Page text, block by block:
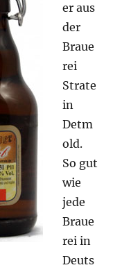
er aus
der
Braue
rei
Strate
in
Detm
old.
So gut
wie
jede
Braue
rei in
Deuts